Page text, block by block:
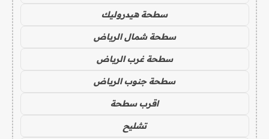
سطحة هيدروليك
سطحة شمال الرياض
سطحة غرب الرياض
سطحة جنوب الرياض
اقرب سطحة
تشليح